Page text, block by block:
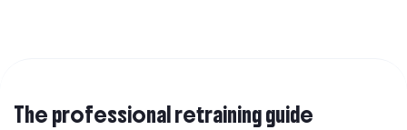
The professional retraining guide